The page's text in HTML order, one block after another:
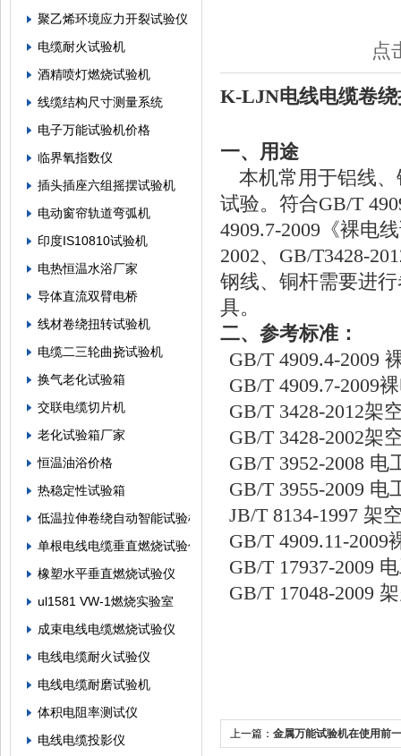
聚乙烯环境应力开裂试验仪
电缆耐火试验机
酒精喷灯燃烧试验机
线缆结构尺寸测量系统
电子万能试验机价格
临界氧指数仪
插头插座六组摇摆试验机
电动窗帘轨道弯弧机
印度IS10810试验机
电热恒温水浴厂家
导体直流双臂电桥
线材卷绕扭转试验机
电缆二三轮曲挠试验机
换气老化试验箱
交联电缆切片机
老化试验箱厂家
恒温油浴价格
热稳定性试验箱
低温拉伸卷绕自动智能试验机
单根电线电缆垂直燃烧试验仪
橡塑水平垂直燃烧试验仪
ul1581 VW-1燃烧实验室
成束电线电缆燃烧试验仪
电线电缆耐火试验仪
电线电缆耐磨试验机
体积电阻率测试仪
电线电缆投影仪
点
K-LJN电线电缆卷
一、用途
本机常用于铝线
试验。符合GB/T
4909.7-2009 《裸电
2002、 GB/T3428-
钢线、铜杆需要进
具。
二、参考标准：
GB/T 4909.4-2009
GB/T 4909.7-2009
GB/T 3428-2012架
GB/T 3428-2002架
GB/T 3952-2008 电
GB/T 3955-2009 电
JB/T 8134-1997 架
GB/T 4909.11-2009
GB/T 17937-2009
GB/T 17048-2009
上一篇： 金属万能试验机在使用前